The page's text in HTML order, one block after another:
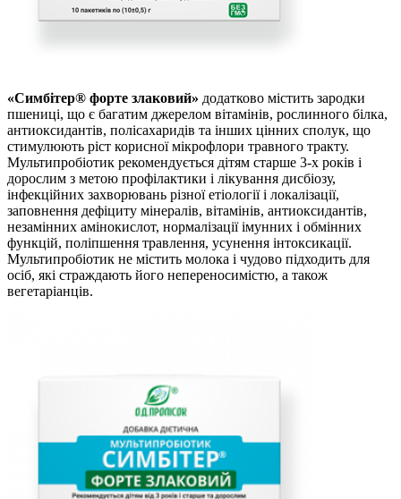
«Симбітер® форте злаковий» додатково містить зародки
пшениці, що є багатим джерелом вітамінів, рослинного білка,
антиоксидантів, полісахаридів та інших цінних сполук, що
стимулюють ріст корисної мікрофлори травного тракту.
Мультипробіотик рекомендується дітям старше 3-х років і
дорослим з метою профілактики і лікування дисбіозу,
інфекційних захворювань різної етіології і локалізації,
заповнення дефіциту мінералів, вітамінів, антиоксидантів,
незамінних амінокислот, нормалізації імунних і обмінних
функцій, поліпшення травлення, усунення інтоксикації.
Мультипробіотик не містить молока і чудово підходить для
осіб, які страждають його непереносимістю, а також
вегетаріанців.